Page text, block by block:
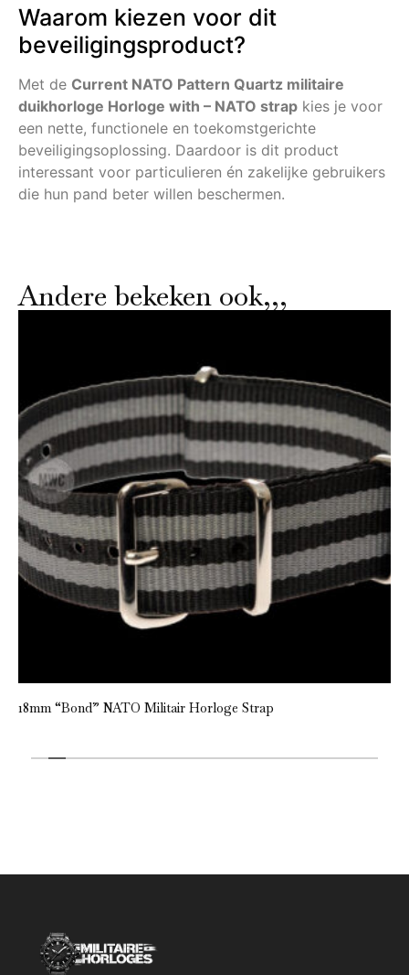
Waarom kiezen voor dit
beveiligingsproduct?
Met de Current NATO Pattern Quartz militaire
duikhorloge Horloge with – NATO strap kies je voor
een nette, functionele en toekomstgerichte
beveiligingsoplossing. Daardoor is dit product
interessant voor particulieren én zakelijke gebruikers
die hun pand beter willen beschermen.
Andere bekeken ook,,,
18mm “Bond” NATO Militair Horloge Strap